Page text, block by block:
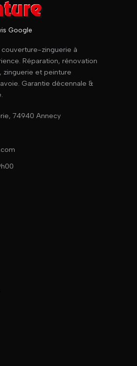
Google
zinguerie à
Réparation, rénovation
et peinture
Garantie décennale &
74940 Annecy